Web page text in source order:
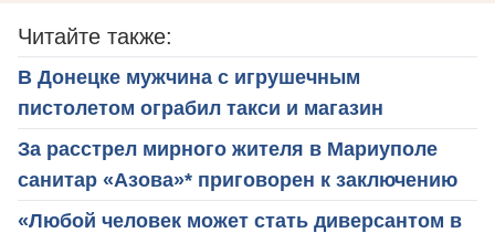
Читайте также:
В Донецке мужчина с игрушечным
пистолетом ограбил такси и магазин
За расстрел мирного жителя в Мариуполе
санитар «Азова»* приговорен к заключению
«Любой человек может стать диверсантом в